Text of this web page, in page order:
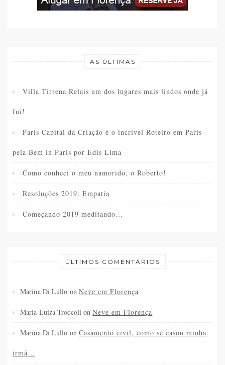
AS ÚLTIMAS
Villa Tirrena Relais um dos lugares mais lindos onde já
fui!
Paris Capital da Criação é o incrível Roteiro em Paris
pela Bem in Paris por Edis Lima
Como conheci o meu namorido, o Roberto!
Resoluções 2019: Empatia
Começando 2019 meditando…
ÚLTIMOS COMENTÁRIOS
Marina Di Lullo on Neve em Florença
Maria Luiza Troccoli onNeve em Florença
Marina Di Lullo on Casamento civil, como se casou minha
irmã…